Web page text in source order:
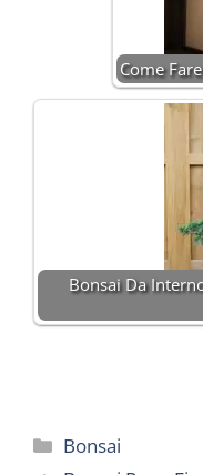
Come
Bonsai Da
Categorie
Bonsai